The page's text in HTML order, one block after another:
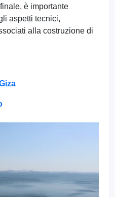
è importante
aspetti tecnici,
alla costruzione di